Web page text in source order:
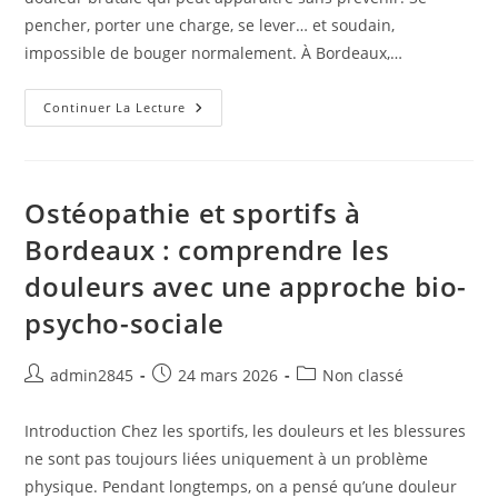
pencher, porter une charge, se lever… et soudain,
impossible de bouger normalement. À Bordeaux,…
Continuer La Lecture Lumbago
:
Blocage
Dos
?
Ostéopathe
À
Bordeaux
Ostéopathie et sportifs à
Bordeaux : comprendre les
douleurs avec une approche bio-
psycho-sociale
Auteur/autrice
la
publication :
admin2845
Publication
24 mars 2026
PostNon classé
Introduction Chez les sportifs, les douleurs et les blessures
ne sont pas toujours liées uniquement à un problème
physique. Pendant longtemps, on a pensé qu’une douleur